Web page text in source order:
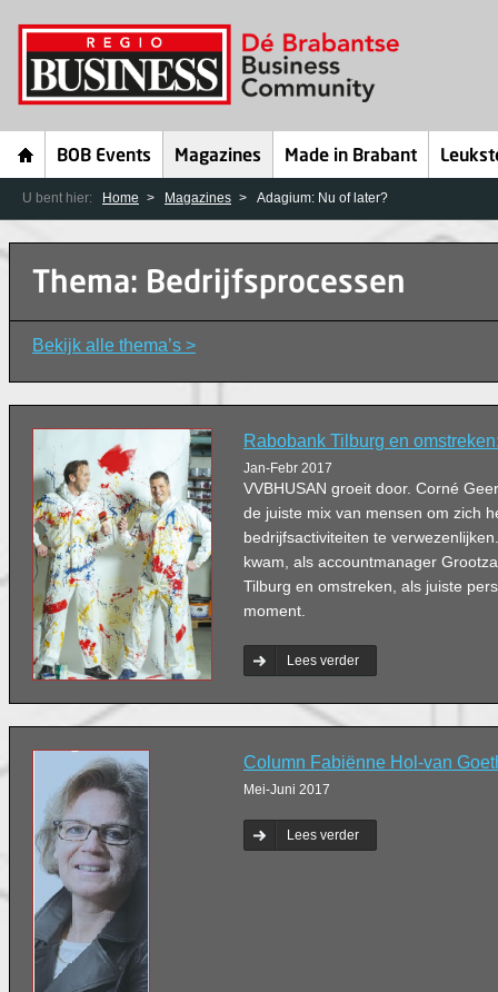
BOB Events Magazines Made in Brabant
U bent hier: Home Magazines Adagium: Nu of later?
Thema: Bedrijfsprocessen
Bekijk alle thema’s >
Rabobank Tilburg en
Jan-Febr 2017
VVBHUSAN groeit door. Corné
de juiste mix van mensen om zich
bedrijfsactiviteiten te
kwam, als accountmanager
Tilburg en omstreken, als juiste
moment.
Lees verder
Column Fabiënne Hol-van
Mei-Juni 2017
Lees verder